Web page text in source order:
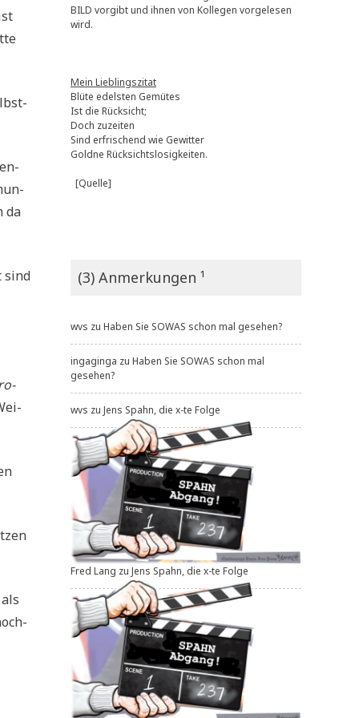
da
sind
BILD vorgibt und ihnen von Kollegen vorgelesen
wird.
Mein Lieblingszitat
Blüte edelsten Gemütes
Ist die Rücksicht;
Doch zuzeiten
Sind erfrischend wie Gewitter
Goldne Rücksichtslosigkeiten.
[Quelle]
(3) Anmerkungen ¹
wvs zu Haben Sie SOWAS schon mal gesehen?
ingaginga zu Haben Sie SOWAS schon mal
gesehen?
wvs zu Jens Spahn, die x-te Folge
Fred Lang zu Jens Spahn, die x-te Folge